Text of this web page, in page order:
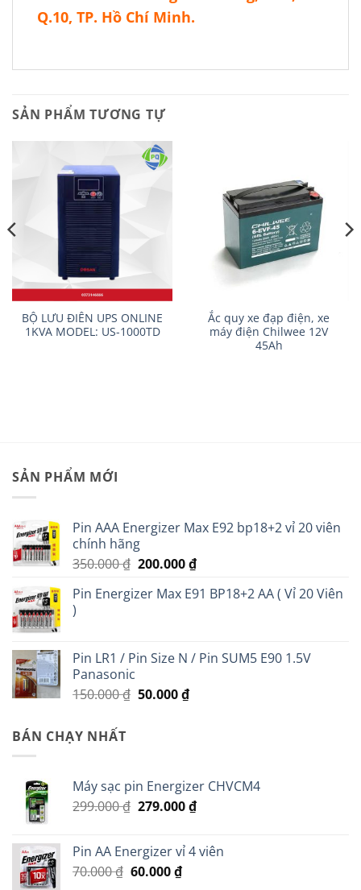
Q.10, TP. Hồ Chí Minh.
SẢN PHẨM TƯƠNG TỰ
BỘ LƯU ĐIÊN UPS ONLINE
1KVA MODEL: US-1000TD
Ắc quy xe đạp điện, xe
máy điện Chilwee 12V
45Ah
SẢN PHẨM MỚI
Pin AAA Energizer Max E92 bp18+2 vỉ 20 viên
chính hãng
350.000₫ Giá
là:
200.000₫Giá
tại
Pin Energizer Max E91 BP18+2 AA ( Vỉ 20 Viên
)
Pin LR1 / Pin Size N / Pin SUM5 E90 1.5V
Panasonic
150.000₫ Giá
50.000₫Giá
BÁN CHẠY NHẤT
Máy sạc pin Energizer CHVCM4
299.000₫ Giá
299.000 ₫.
279.000₫Giá
là:
Pin AA Energizer vỉ 4 viên
70.000₫ Giá
60.000₫Giá